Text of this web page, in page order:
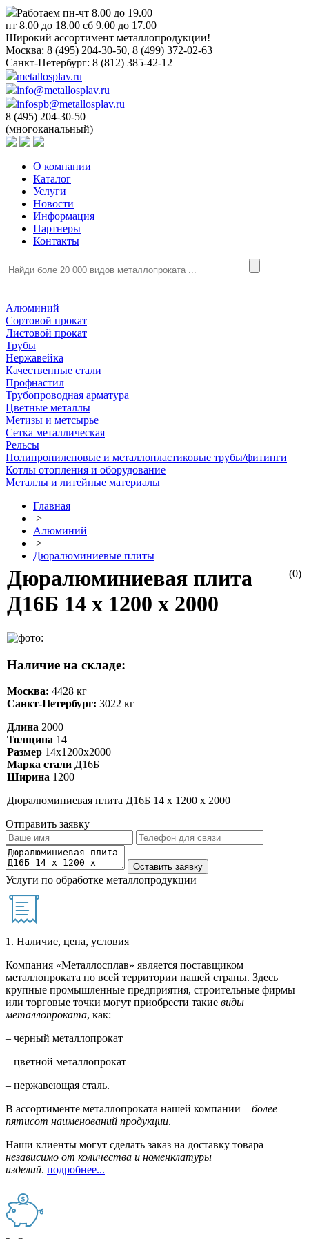
Работаем пн-чт 8.00 до 19.00
пт 8.00 до 18.00 сб 9.00 до 17.00
Широкий ассортимент металлопродукции!
Москва: 8 (495) 204-30-50, 8 (499) 372-02-63
Санкт-Петербург: 8 (812) 385-42-12
metallosplav.ru
info@metallosplav.ru
infospb@metallosplav.ru
8 (495) 204-30-50
(многоканальный)
О компании
Каталог
Услуги
Новости
Информация
Партнеры
Контакты
Алюминий
Сортовой прокат
Листовой прокат
Трубы
Нержавейка
Качественные стали
Профнастил
Трубопроводная арматура
Цветные металлы
Метизы и метсырье
Сетка металлическая
Рельсы
Полипропиленовые и металлопластиковые трубы/фитинги
Котлы отопления и оборудование
Металлы и литейные материалы
Главная
>
Алюминий
>
Дюралюминиевые плиты
(0)
Дюралюминиевая плита
Д16Б 14 х 1200 х 2000
Наличие на складе:
Москва: 4428 кг
Санкт-Петербург: 3022 кг
Длина 2000
Толщина 14
Размер 14х1200х2000
Марка стали Д16Б
Ширина 1200
Дюралюминиевая плита Д16Б 14 х 1200 х 2000
Отправить заявку
Услуги по обработке металлопродукции
1. Наличие, цена, условия
Компания «Металлосплав» является поставщиком
металлопроката по всей территории нашей страны. Здесь
крупные промышленные предприятия, строительные фирмы
или торговые точки могут приобрести такие виды
металлопроката, как:
– черный металлопрокат
– цветной металлопрокат
– нержавеющая сталь.
В ассортименте металлопроката нашей компании – более
пятисот наименований продукции.
Наши клиенты могут сделать заказ на доставку товара
независимо от количества и номенклатуры
изделий. подробнее...